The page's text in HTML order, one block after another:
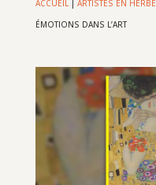
ACCUEIL| ARTISTES EN HERBE
ÉMOTIONS DANS L’ART